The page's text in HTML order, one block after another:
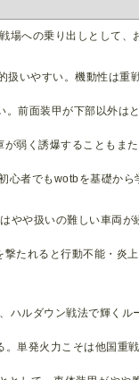
への乗り出しとして、
いやすい。機動性は重
前面装甲が下部以外は
弱く誘爆することもま
者でもwotbを基礎から
やや扱いの難しい車両
たれると行動不能・炎
ルダウン戦法で輝く
単発火力こそは他国重